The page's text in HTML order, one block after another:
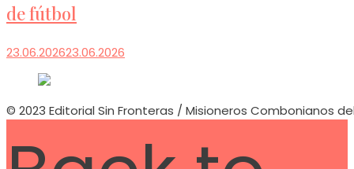
de fútbol
23.06.202623.06.2026
© 2023 Editorial Sin Fronteras / Misioneros Combonianos